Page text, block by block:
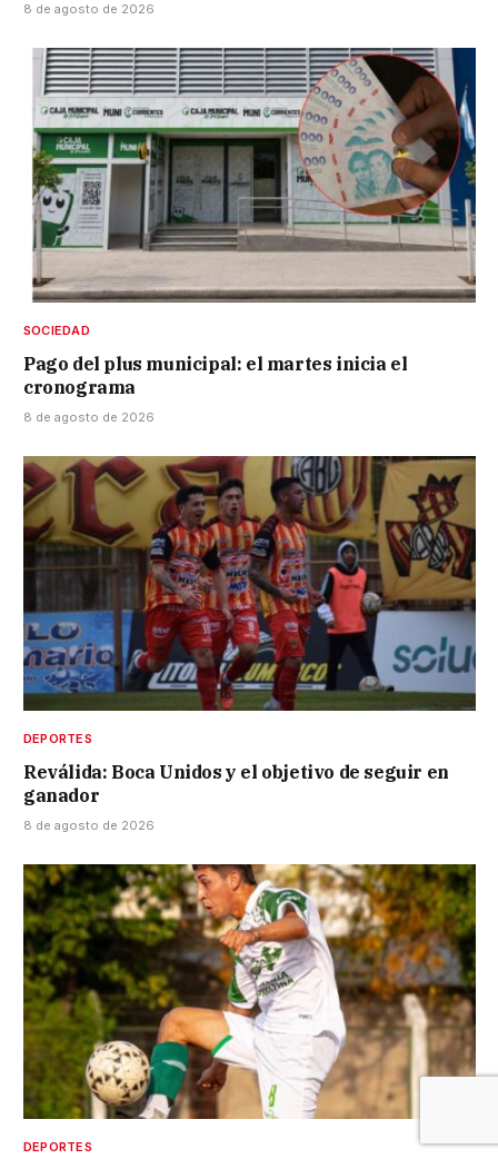
8 de agosto de 2026
SOCIEDAD
Pago del plus municipal: el martes inicia el
cronograma
8 de agosto de 2026
DEPORTES
Reválida: Boca Unidos y el objetivo de seguir en
ganador
8 de agosto de 2026
DEPORTES